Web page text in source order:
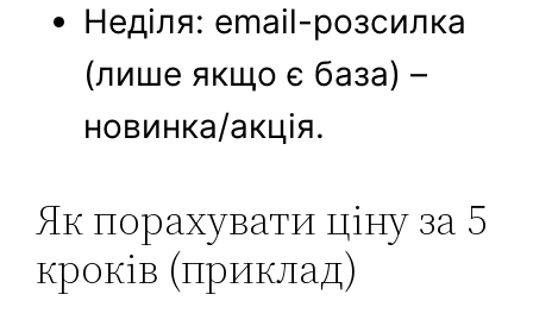
Неділя: email-розсилка
(лише якщо є база) –
новинка/акція.
Як порахувати ціну за 5
кроків (приклад)